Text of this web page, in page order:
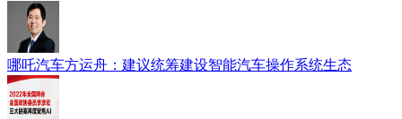
哪吒汽车方运舟：建议统筹建设智能汽车操作系统生态